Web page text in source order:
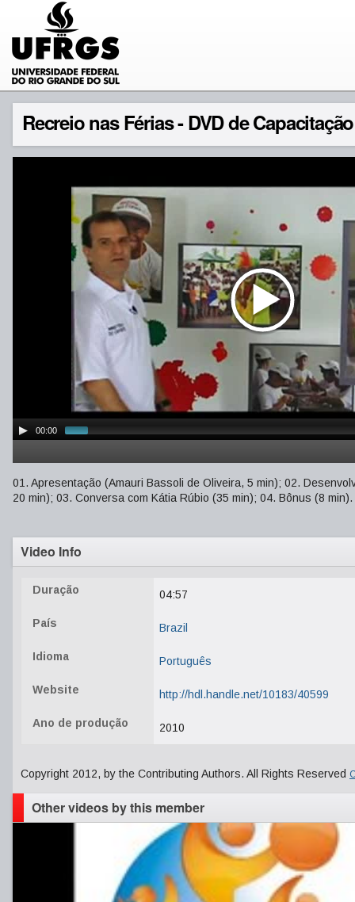
Recreio nas Férias - DVD de
00:00
01. Apresentação (Amauri Bassoli de Oliveira, 5 min); 02.
20 min); 03. Conversa com Kátia Rúbio (35 min); 04. Bônus (8 min).
Video Info
Duração 04:57
País Brazil
Idioma Português
Website http://hdl.handle.net/10183/40599
Ano de produção 2010
Copyright 2012, by the Contributing Authors. All Rights Reserved
Other videos by this member